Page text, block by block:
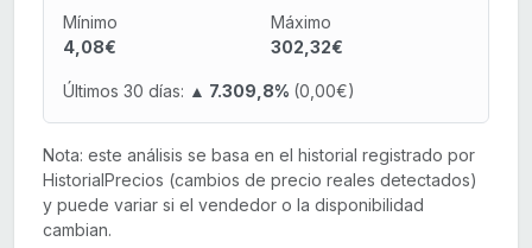
Mínimo
4,08€
Máximo
302,32€
Últimos 30 días: ▲ 7.309,8% (0,00€)
Nota: este análisis se basa en el historial registrado por
HistorialPrecios (cambios de precio reales detectados)
y puede variar si el vendedor o la disponibilidad
cambian.